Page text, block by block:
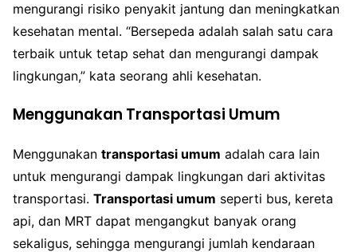
mengurangi risiko penyakit jantung dan meningkatkan
kesehatan mental. “Bersepeda adalah salah satu cara
terbaik untuk tetap sehat dan mengurangi dampak
lingkungan,” kata seorang ahli kesehatan.
Menggunakan Transportasi Umum
Menggunakan transportasi umum adalah cara lain
untuk mengurangi dampak lingkungan dari aktivitas
transportasi. Transportasi umum seperti bus, kereta
api, dan MRT dapat mengangkut banyak orang
sekaligus, sehingga mengurangi jumlah kendaraan